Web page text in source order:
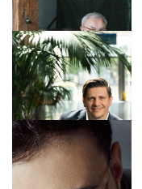
Családi
vállalkozások